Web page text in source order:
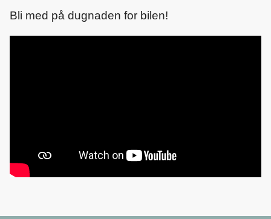
Bli med på dugnaden for bilen!